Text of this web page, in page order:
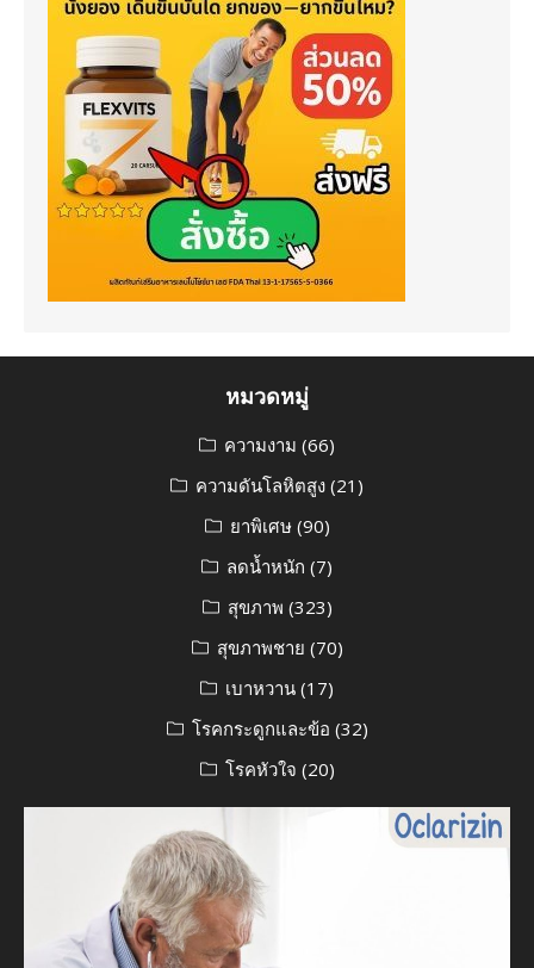
หมวดหมู่
ความงาม (66)
ความดันโลหิตสูง (21)
ยาพิเศษ(90)
ลดน้ำหนัก (7)
สุขภาพ (323)
สุขภาพชาย (70)
เบาหวาน (17)
โรคกระดูกและข้อ (32)
โรคหัวใจ (20)